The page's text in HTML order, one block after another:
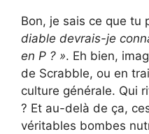
Bon, je sais ce que tu
diable devrais-je
en P ? ». Eh bien,
de Scrabble, ou en
culture générale. Qui
? Et au-delà de ça,
véritables bombes